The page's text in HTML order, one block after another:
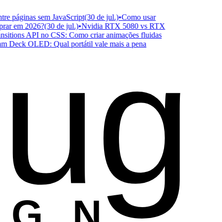
sem JavaScript(30 de jul.)•Como usar
em 2026?(30 de jul.)•Nvidia RTX 5080 vs RTX
API no CSS: Como criar animações fluidas
OLED: Qual portátil vale mais a pena